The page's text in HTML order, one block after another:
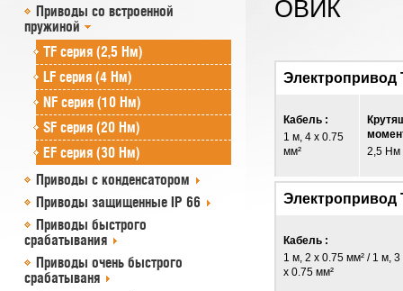
Приводы со встроенной
пружиной
TF серия (2,5 Нм)
LF серия (4 Нм)
NF серия (10 Нм)
SF серия (20 Нм)
EF серия (30 Нм)
Приводы с конденсатором
Приводы защищенные IP 66
Приводы быстрого
срабатывания
Приводы очень быстрого
срабатываня
ОВИК
Электропривод
Кабель :
1 м, 4 x 0.75
мм²
2,5 Нм
Электропривод
Кабель :
1 м, 2 x 0.75 мм² / 1 м, 3
x 0.75 мм²